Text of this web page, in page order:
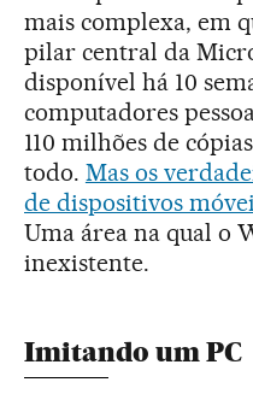
mais complexa, em
pilar central da
disponível há 10
computadores
110 milhões de
todo. Mas os
de dispositivos
Uma área na qual o
inexistente.
Imitando um PC